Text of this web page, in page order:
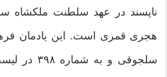
هجری قمری است. این یادمان
سلجوقی و